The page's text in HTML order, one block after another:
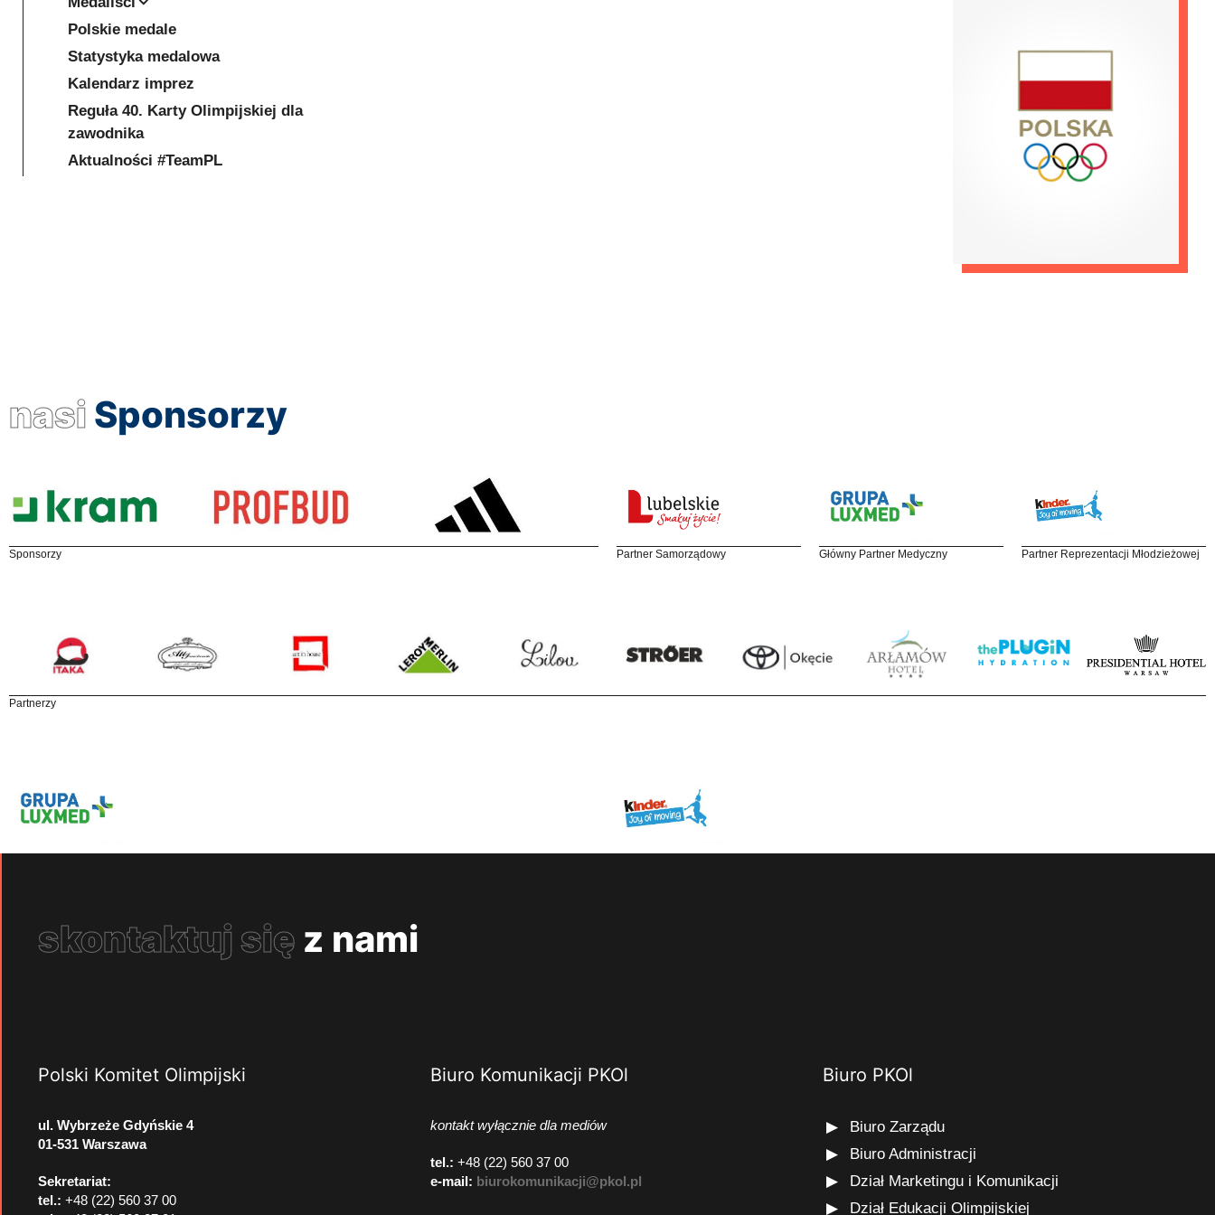
Polskie medale
Statystyka medalowa
Kalendarz imprez
Reguła 40. Karty Olimpijskiej dla
zawodnika
Aktualności #TeamPL
nasi Sponsorzy
Sponsorzy Partner Samorządowy Główny Partner Medyczny Partner Reprezentacji Młodzieżowej
Partnerzy
skontaktuj się z nami
Polski Komitet Olimpijski
ul. Wybrzeże Gdyńskie 4
01-531 Warszawa
Sekretariat:
tel.: +48 (22) 560 37 00
Biuro Komunikacji PKOl
kontakt wyłącznie dla mediów
tel.: +48 (22) 560 37 00
e-mail: biurokomunikacji@pkol.pl
Biuro PKOl
Biuro Zarządu
Biuro Administracji
Dział Marketingu i Komunikacji
Dział Edukacji Olimpijskiej